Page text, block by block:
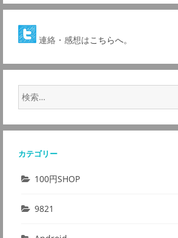
連絡・感想はこちらへ。
カテゴリー
100円SHOP
9821